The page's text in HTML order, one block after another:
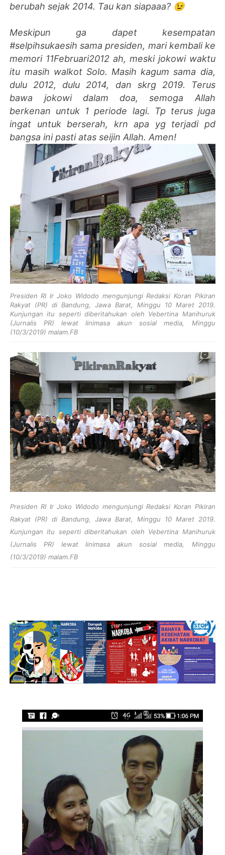
berubah sejak 2014. Tau kan siapaaa? 😉
Meskipun ga dapet kesempatan
#selpihsukaesih sama presiden, mari kembali ke
memori 11Februari2012 ah, meski jokowi waktu
itu masih walkot Solo. Masih kagum sama dia,
dulu 2012, dulu 2014, dan skrg 2019. Terus
bawa jokowi dalam doa, semoga Allah
berkenan untuk 1 periode lagi. Tp terus juga
ingat untuk berserah, krn apa yg terjadi pd
bangsa ini pasti atas seijin Allah. Amen!
Presiden RI Ir Joko Widodo mengunjungi Redaksi Koran Pikiran
Rakyat (PR) di Bandung, Jawa Barat, Minggu 10 Maret 2019.
Kunjungan itu seperti diberitahukan oleh Vebertina Manihuruk
(Jurnalis PR) lewat linimasa akun sosial media, Minggu
(10/3/2019) malam.FB
Presiden RI Ir Joko Widodo mengunjungi Redaksi Koran Pikiran
Rakyat (PR) di Bandung, Jawa Barat, Minggu 10 Maret 2019.
Kunjungan itu seperti diberitahukan oleh Vebertina Manihuruk
(Jurnalis PR) lewat linimasa akun sosial media, Minggu
(10/3/2019) malam.FB